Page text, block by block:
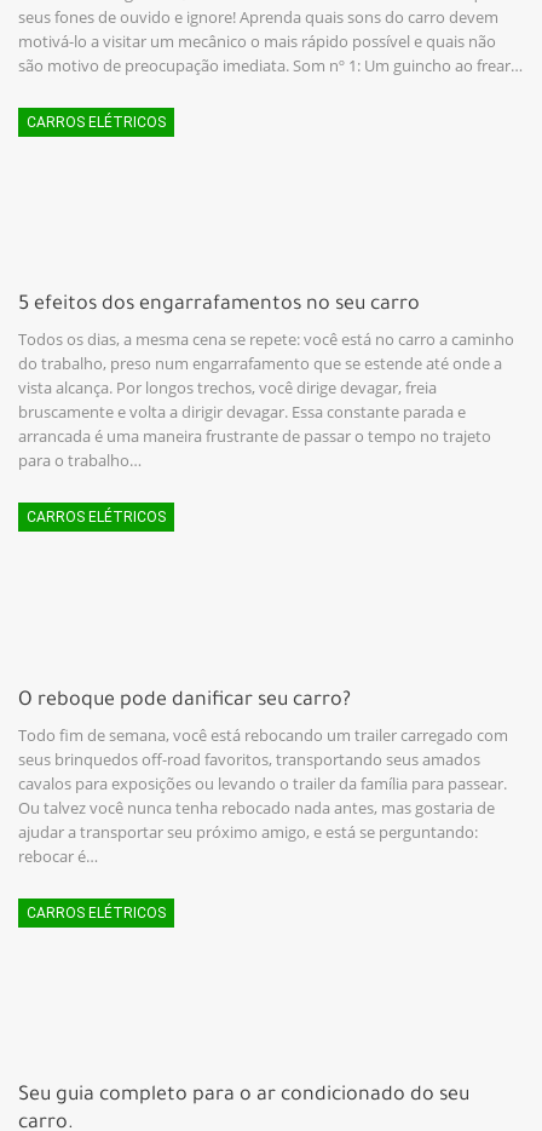
seus fones de ouvido e ignore! Aprenda quais sons do carro devem
motivá-lo a visitar um mecânico o mais rápido possível e quais não
são motivo de preocupação imediata. Som nº 1: Um guincho ao frear…
CARROS ELÉTRICOS
5 efeitos dos engarrafamentos no seu carro
Todos os dias, a mesma cena se repete: você está no carro a caminho
do trabalho, preso num engarrafamento que se estende até onde a
vista alcança. Por longos trechos, você dirige devagar, freia
bruscamente e volta a dirigir devagar. Essa constante parada e
arrancada é uma maneira frustrante de passar o tempo no trajeto
para o trabalho…
CARROS ELÉTRICOS
O reboque pode danificar seu carro?
Todo fim de semana, você está rebocando um trailer carregado com
seus brinquedos off-road favoritos, transportando seus amados
cavalos para exposições ou levando o trailer da família para passear.
Ou talvez você nunca tenha rebocado nada antes, mas gostaria de
ajudar a transportar seu próximo amigo, e está se perguntando:
rebocar é…
CARROS ELÉTRICOS
Seu guia completo para o ar condicionado do seu
carro.